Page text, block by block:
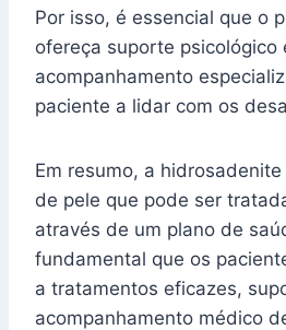
Por isso, é essencial que o
ofereça suporte psicológico
acompanhamento
paciente a lidar com os
Em resumo, a
de pele que pode ser
através de um plano de
fundamental que os
a tratamentos eficazes,
acompanhamento médico